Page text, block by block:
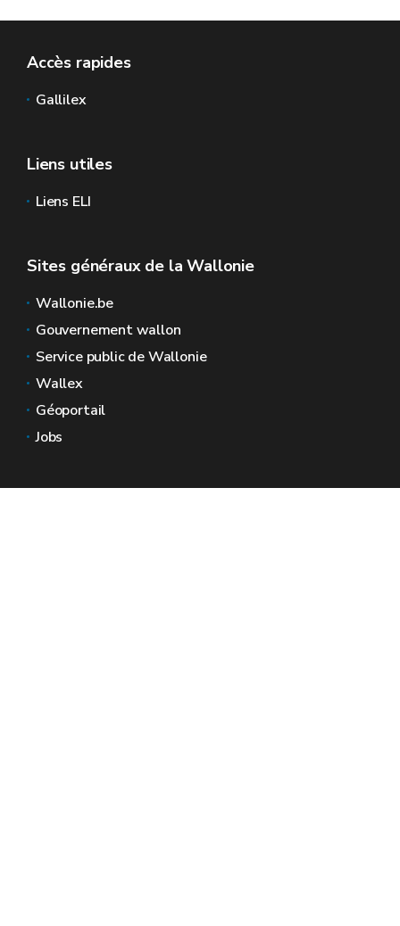
Accès rapides
Gallilex
Liens utiles
Liens ELI
Sites généraux de la Wallonie
Wallonie.be
Gouvernement wallon
Service public de Wallonie
Wallex
Géoportail
Jobs